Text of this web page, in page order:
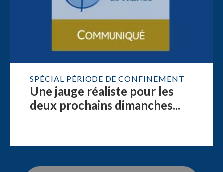
SPÉCIAL PÉRIODE DE CONFINEMENT
Une jauge réaliste pour les
deux prochains dimanches...